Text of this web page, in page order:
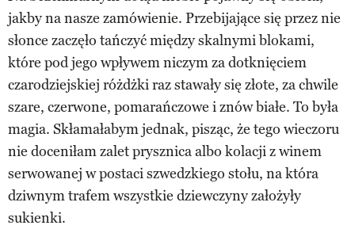
jakby na nasze zamówienie. Przebijające się przez nie
słonce zaczęło tańczyć między skalnymi blokami,
które pod jego wpływem niczym za dotknięciem
czarodziejskiej różdżki raz stawały się złote, za chwile
szare, czerwone, pomarańczowe i znów białe. To była
magia. Skłamałabym jednak, pisząc, że tego wieczoru
nie doceniłam zalet prysznica albo kolacji z winem
serwowanej w postaci szwedzkiego stołu, na która
dziwnym trafem wszystkie dziewczyny założyły
sukienki.